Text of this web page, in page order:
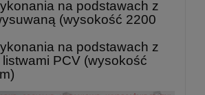
na podstawach z
(wysokość 2200
na podstawach z
listwami PCV (wysokość